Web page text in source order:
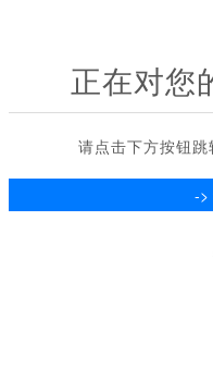
正在对您
请点击下方按钮